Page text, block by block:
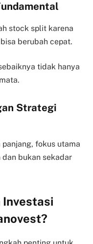
stock split karena
berubah cepat.
tidak hanya
Strategi
fokus utama
bukan sekadar
Investasi